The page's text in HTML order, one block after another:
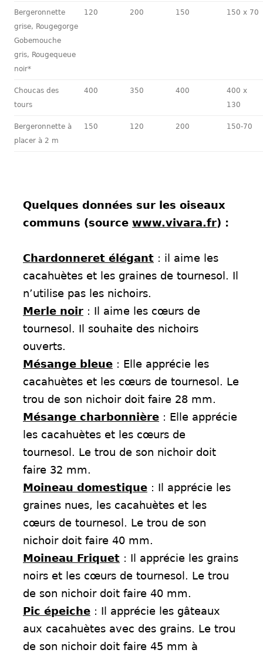
Bergeronnette
grise, Rougegorge
Gobemouche
gris, Rougequeue
noir*
120 200 150 150 x 70
Choucas des
tours
400 350 400
400 x
130
Bergeronnette à
placer à 2 m
150 120 200 150-70
Quelques données sur les oiseaux
communs (source www.vivara.fr) :
Chardonneret élégant : il aime les
cacahuètes et les graines de tournesol. Il
n’utilise pas les nichoirs.
Merle noir : Il aime les cœurs de
tournesol. Il souhaite des nichoirs
ouverts.
Mésange bleue : Elle apprécie les
cacahuètes et les cœurs de tournesol. Le
trou de son nichoir doit faire 28 mm.
Mésange charbonnière : Elle apprécie
les cacahuètes et les cœurs de
tournesol. Le trou de son nichoir doit
faire 32 mm.
Moineau domestique : Il apprécie les
graines nues, les cacahuètes et les
cœurs de tournesol. Le trou de son
nichoir doit faire 40 mm.
Moineau Friquet : Il apprécie les grains
noirs et les cœurs de tournesol. Le trou
de son nichoir doit faire 40 mm.
Pic épeiche : Il apprécie les gâteaux
aux cacahuètes avec des grains. Le trou
de son nichoir doit faire 45 mm à